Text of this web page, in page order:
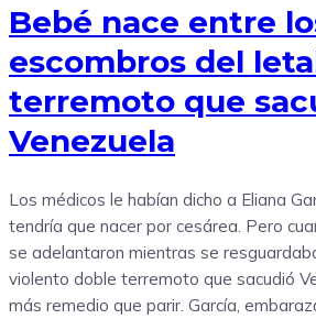
Bebé nace entre
escombros del
terremoto que
Venezuela
Los médicos le habían dicho a Eliana
tendría que nacer por cesárea. Pero
se adelantaron mientras se
violento doble terremoto que sacudió
más remedio que parir. García,